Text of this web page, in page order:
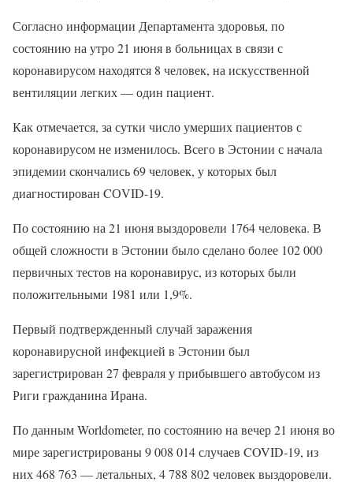
Согласно информации Департамента здоровья, по
состоянию на утро 21 июня в больницах в связи с
коронавирусом находятся 8 человек, на искусственной
вентиляции легких — один пациент.
Как отмечается, за сутки число умерших пациентов с
коронавирусом не изменилось. Всего в Эстонии с начала
эпидемии скончались 69 человек, у которых был
диагностирован CОVID-19.
По состоянию на 21 июня выздоровели 1764 человека. В
общей сложности в Эстонии было сделано более 102 000
первичных тестов на коронавирус, из которых были
положительными 1981 или 1,9%.
Первый подтвержденный случай заражения
коронавирусной инфекцией в Эстонии был
зарегистрирован 27 февраля у прибывшего автобусом из
Риги гражданина Ирана.
По данным Worldometer, по состоянию на вечер 21 июня во
мире зарегистрированы 9 008 014 случаев COVID-19, из
них 468 763 — летальных, 4 788 802 человек выздоровели.